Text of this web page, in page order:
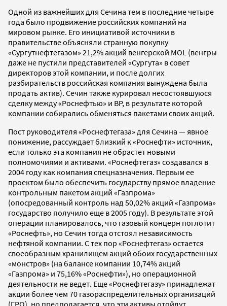
Одной из важнейших для Сечина тем в последние четыре
года было продвижение российских компаний на
мировом рынке. Его инициативой источники в
правительстве объясняли странную покупку
«Сургутнефтегазом» 21,2% акций венгерской MOL (венгры
даже не пустили представителей «Сургута» в совет
директоров этой компании, и после долгих
разбирательств российская компания вынуждена была
продать актив). Сечин также курировал несостоявшуюся
сделку между «Роснефтью» и BP, в результате которой
компании собирались обменяться пакетами своих акций.
Пост руководителя «Роснефтегаза» для Сечина — явное
понижение, рассуждает близкий к «Роснефти» источник,
если только эта компания не обрастет новыми
полномочиями и активами. «Роснефтегаз» создавался в
2004 году как компания спецназначения. Первым ее
проектом было обеспечить государству прямое владение
контрольным пакетом акций «Газпрома»
(опосредованный контроль над 50,02% акций «Газпрома»
государство получило еще в 2005 году). В результате этой
операции планировалось, что газовый концерн поглотит
«Роснефть», но Сечин тогда отстоял независимость
нефтяной компании. С тех пор «Роснефтегаз» остается
своеобразным хранилищем акций обоих государственных
«монстров» (на балансе компании 10,74% акций
«Газпрома» и 75,16% «Роснефти»), но операционной
деятельности не ведет. Еще «Роснефтегазу» принадлежат
акции более чем 70 газораспределительных организаций
(ГРО), но предполагается, что эти активы отойдут